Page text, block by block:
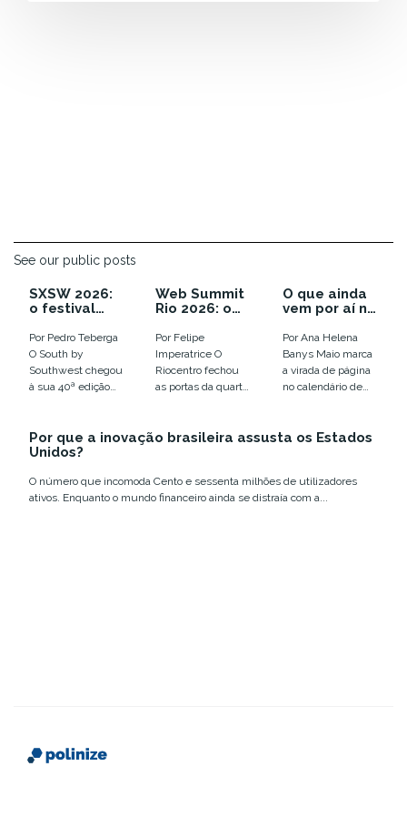
See our public posts
SXSW 2026:
o festival
as
tendências e
colocou o
humano em
xeque
Por Pedro Teberga
O South by
Southwest chegou
à sua 40ª edição
Web Summit
Rio 2026: o
euforia com
IA virou
disputa por
infraestrutur
Por Felipe
Imperatrice O
Riocentro fechou
as portas da quarta
números que
O que ainda
vem por aí no
de inovação
de 2026
Por Ana Helena
Banys Maio marca
a virada de página
no calendário de
inovação no
Por que a inovação brasileira assusta os Estados
Unidos?
O número que incomoda Cento e sessenta milhões de utilizadores
ativos. Enquanto o mundo financeiro ainda se distraía com a...